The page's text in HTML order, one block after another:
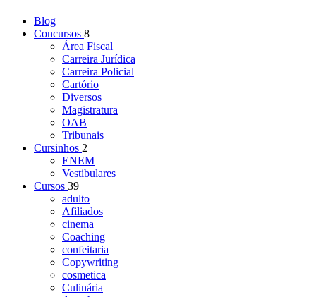
Blog
Concursos 8
Área Fiscal
Carreira Jurídica
Carreira Policial
Cartório
Diversos
Magistratura
OAB
Tribunais
Cursinhos 2
ENEM
Vestibulares
Cursos 39
adulto
Afiliados
cinema
Coaching
confeitaria
Copywriting
cosmetica
Culinária